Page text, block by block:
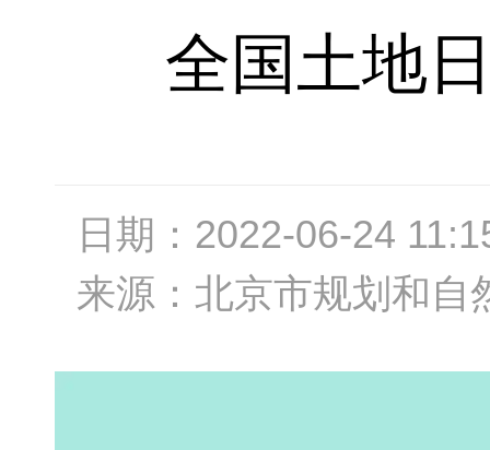
全国土地
日期： 2022-06-24
来源： 北京市规划和自